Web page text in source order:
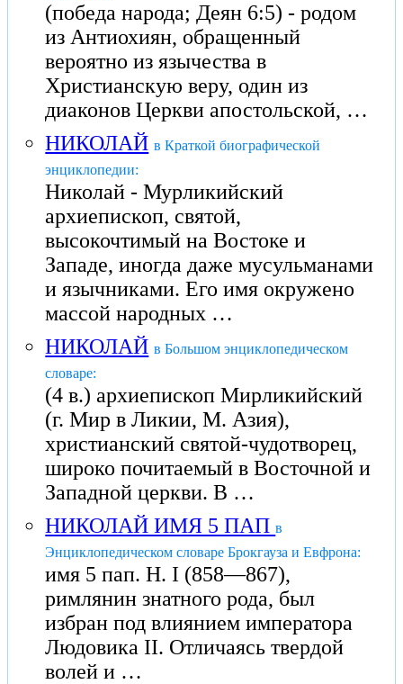
(победа народа; Деян 6:5) - родом
из Антиохиян, обращенный
вероятно из язычества в
Христианскую веру, один из
диаконов Церкви апостольской, …
НИКОЛАЙ в Краткой биографической
энциклопедии:
Николай - Мурликийский
архиепископ, святой,
высокочтимый на Востоке и
Западе, иногда даже мусульманами
и язычниками. Его имя окружено
массой народных …
НИКОЛАЙ в Большом энциклопедическом
словаре:
(4 в.) архиепископ Мирликийский
(г. Мир в Ликии, М. Азия),
христианский святой-чудотворец,
широко почитаемый в Восточной и
Западной церкви. В …
НИКОЛАЙ ИМЯ 5 ПАПв
Энциклопедическом словаре Брокгауза и Евфрона:
имя 5 пап. Н. I (858—867),
римлянин знатного рода, был
избран под влиянием императора
Людовика II. Отличаясь твердой
волей и …